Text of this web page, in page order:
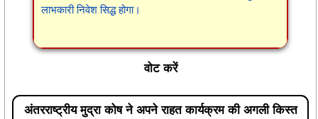
लाभकारी निवेश सिद्ध होगा।
वोट करें
अंतरराष्ट्रीय मुद्रा कोष ने अपने राहत कार्यक्रम की अगली किस्त